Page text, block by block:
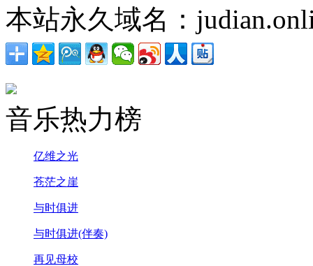
本站永久域名：
音乐热力榜
亿维之光
苍茫之崖
与时俱进
与时俱进(伴奏)
再见母校